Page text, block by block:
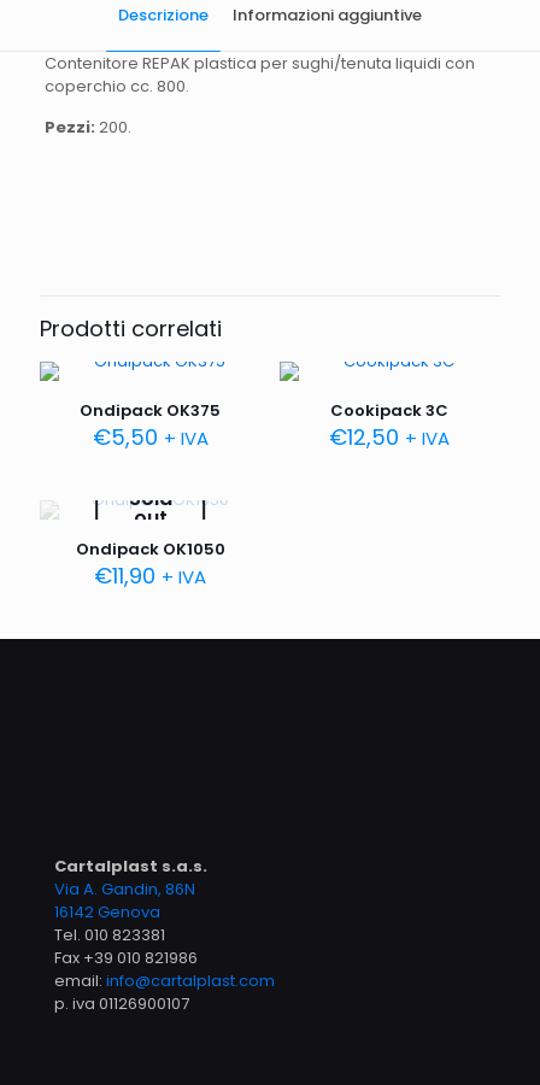
Descrizione Informazioni aggiuntive
Contenitore REPAK plastica per sughi/tenuta liquidi con
coperchio cc. 800.
Pezzi: 200.
Prodotti correlati
Ondipack OK375
€5,50 + IVA
Cookipack 3C
€12,50 + IVA
Sold
out
Ondipack OK1050
€11,90 + IVA
Cartalplast s.a.s.
Via A. Gandin, 86N
16142 Genova
Tel. 010 823381
Fax +39 010 821986
email: info@cartalplast.com
p. iva 01126900107